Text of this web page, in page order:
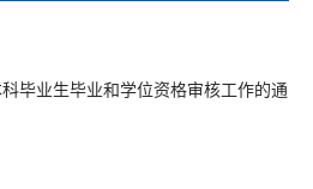
毕业生毕业和学位资格审核工作的通